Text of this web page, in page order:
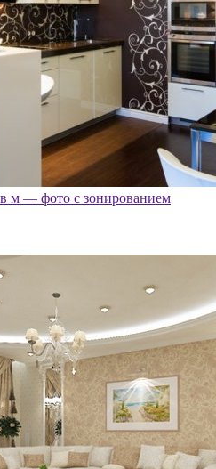
м — фото с зонированием